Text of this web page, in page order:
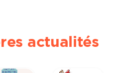
actualités